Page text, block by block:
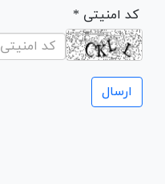
* کد امنیتی